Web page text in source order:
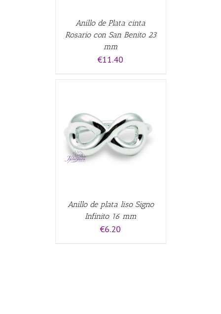
Anillo de Plata cinta
Rosario con San Benito 23
mm
€11.40
Anillo de plata liso Signo
Infinito 16 mm
€6.20